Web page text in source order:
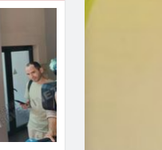
Обявиха екстремен риск
пожари в област
до 11 август
преди 12 часа